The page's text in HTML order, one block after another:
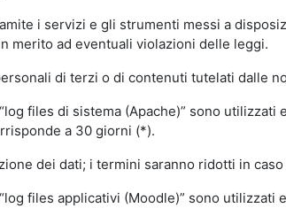
i servizi e gli strumenti messi a
merito ad eventuali violazioni delle leggi.
di terzi o di contenuti tutelati dalle
files di sistema (Apache)” sono
a 30 giorni (*).
dei dati; i termini saranno ridotti in
files applicativi (Moodle)” sono